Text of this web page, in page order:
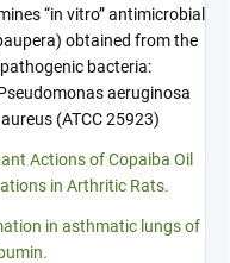
“in vitro” antimicrobial
obtained from the
bacteria:
aeruginosa
(ATCC 25923)
Actions of Copaiba Oil
in Arthritic Rats.
in asthmatic lungs of